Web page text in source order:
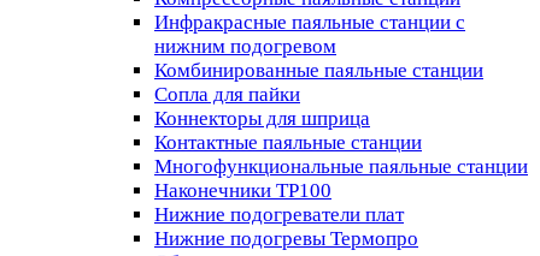
Инфракрасные паяльные станции с
нижним подогревом
Комбинированные паяльные станции
Сопла для пайки
Коннекторы для шприца
Контактные паяльные станции
Многофункциональные паяльные станции
Наконечники TP100
Нижние подогреватели плат
Нижние подогревы Термопро